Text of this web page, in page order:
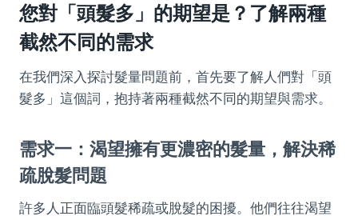
您對「頭髮多」的期望是？了解兩種
截然不同的需求
在我們深入探討髮量問題前，首先要了解人們對「頭
髮多」這個詞，抱持著兩種截然不同的期望與需求。
需求一：渴望擁有更濃密的髮量，解決稀
疏脫髮問題
許多人正面臨頭髮稀疏或脫髮的困擾。他們往往渴望